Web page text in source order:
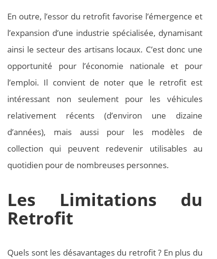
En outre, l’essor du retrofit favorise l’émergence et
l’expansion d’une industrie spécialisée, dynamisant
ainsi le secteur des artisans locaux. C’est donc une
opportunité pour l’économie nationale et pour
l’emploi. Il convient de noter que le retrofit est
intéressant non seulement pour les véhicules
relativement récents (d’environ une dizaine
d’années), mais aussi pour les modèles de
collection qui peuvent redevenir utilisables au
quotidien pour de nombreuses personnes.
Les Limitations du
Retrofit
Quels sont les désavantages du retrofit ? En plus du